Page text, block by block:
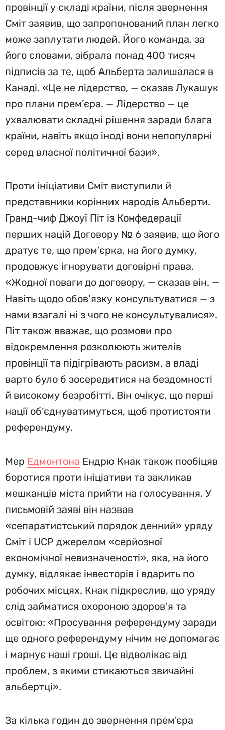
провінції у складі країни, після звернення
Сміт заявив, що запропонований план легко
може заплутати людей. Його команда, за
його словами, зібрала понад 400 тисяч
підписів за те, щоб Альберта залишалася в
Канаді. «Це не лідерство, — сказав Лукашук
про плани прем’єра. — Лідерство — це
ухвалювати складні рішення заради блага
країни, навіть якщо іноді вони непопулярні
серед власної політичної бази».
Проти ініціативи Сміт виступили й
представники корінних народів Альберти.
Гранд-чиф Джоуї Піт із Конфедерації
перших націй Договору № 6 заявив, що його
дратує те, що прем’єрка, на його думку,
продовжує ігнорувати договірні права.
«Жодної поваги до договору, — сказав він. —
Навіть щодо обов’язку консультуватися — з
нами взагалі ні з чого не консультувалися».
Піт також вважає, що розмови про
відокремлення розколюють жителів
провінції та підігрівають расизм, а владі
варто було б зосередитися на бездомності
й високому безробітті. Він очікує, що перші
нації об’єднуватимуться, щоб протистояти
референдуму.
Мер Едмонтона Ендрю Кнак також пообіцяв
боротися проти ініціативи та закликав
мешканців міста прийти на голосування. У
письмовій заяві він назвав
«сепаратистський порядок денний» уряду
Сміт і UCP джерелом «серйозної
економічної невизначеності», яка, на його
думку, відлякає інвесторів і вдарить по
робочих місцях. Кнак підкреслив, що уряду
слід займатися охороною здоров’я та
освітою: «Просування референдуму заради
ще одного референдуму нічим не допомагає
і марнує наші гроші. Це відволікає від
проблем, з якими стикаються звичайні
альбертці».
За кілька годин до звернення прем'єра